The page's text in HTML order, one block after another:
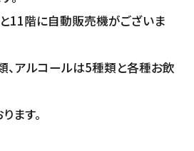
11階に自動販売機がございま
、アルコールは5種類と各種お飲
ます。